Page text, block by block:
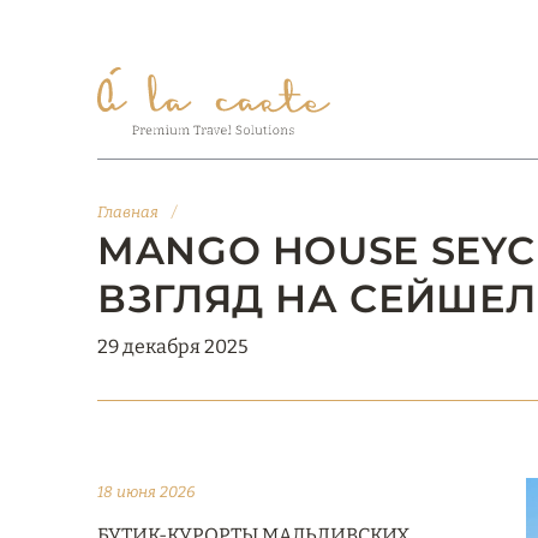
Главная /
MANGO HOUSE
ВЗГЛЯД НА
29 декабря 2025
18 июня 2026